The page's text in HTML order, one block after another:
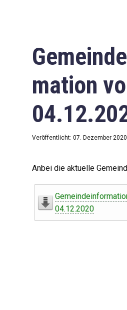
mation
Veröffentlicht: 07. Dezember 2020
Anbei die aktuelle
04.12.2020